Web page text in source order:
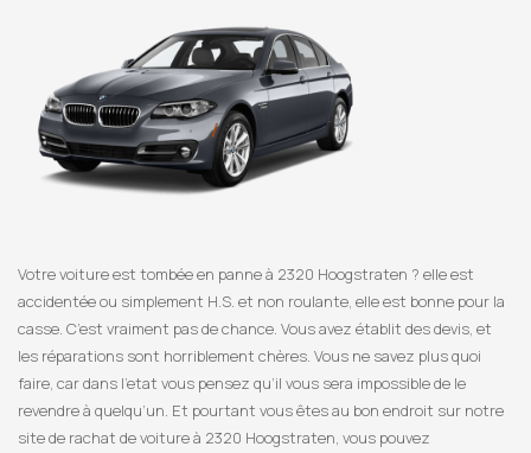
Votre voiture est tombée en panne à 2320 Hoogstraten ? elle est
accidentée ou simplement H.S. et non roulante, elle est bonne pour la
casse. C’est vraiment pas de chance. Vous avez établit des devis, et
les réparations sont horriblement chères. Vous ne savez plus quoi
faire, car dans l’etat vous pensez qu’il vous sera impossible de le
revendre à quelqu’un. Et pourtant vous êtes au bon endroit sur notre
site de rachat de voiture à 2320 Hoogstraten, vous pouvez